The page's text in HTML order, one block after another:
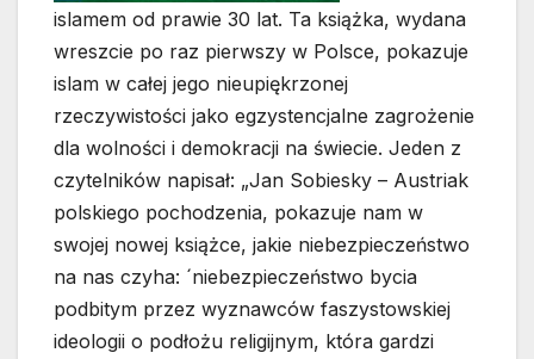
islamem od prawie 30 lat. Ta książka, wydana
wreszcie po raz pierwszy w Polsce, pokazuje
islam w całej jego nieupiękrzonej
rzeczywistości jako egzystencjalne zagrożenie
dla wolności i demokracji na świecie. Jeden z
czytelników napisał: „Jan Sobiesky – Austriak
polskiego pochodzenia, pokazuje nam w
swojej nowej książce, jakie niebezpieczeństwo
na nas czyha: ´niebezpieczeństwo bycia
podbitym przez wyznawców faszystowskiej
ideologii o podłożu religijnym, która gardzi